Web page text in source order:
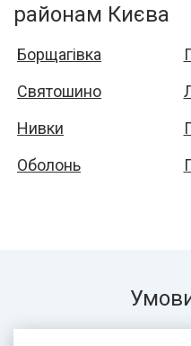
районам Києва
Борщагівка
Святошино
Нивки
Оболонь